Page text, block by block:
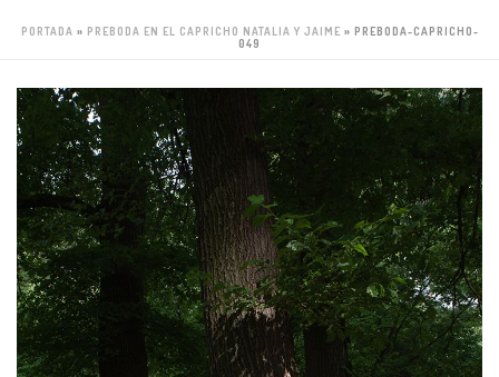
PORTADA » PREBODA EN EL CAPRICHO NATALIA Y JAIME » PREBODA-CAPRICHO-
049